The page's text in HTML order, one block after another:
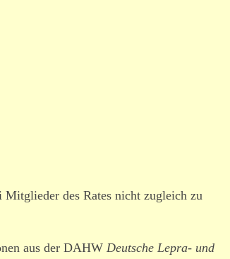
des Rates nicht zugleich zu
aus der DAHW Deutsche Lepra- und